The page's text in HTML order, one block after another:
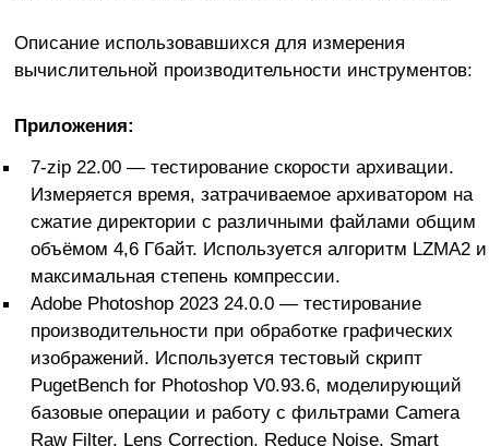
Описание использовавшихся для измерения
вычислительной производительности инструментов:
Приложения:
7-zip 22.00 — тестирование скорости архивации.
Измеряется время, затрачиваемое архиватором на
сжатие директории с различными файлами общим
объёмом 4,6 Гбайт. Используется алгоритм LZMA2 и
максимальная степень компрессии.
Adobe Photoshop 2023 24.0.0 — тестирование
производительности при обработке графических
изображений. Используется тестовый скрипт
PugetBench for Photoshop V0.93.6, моделирующий
базовые операции и работу с фильтрами Camera
Raw Filter, Lens Correction, Reduce Noise, Smart